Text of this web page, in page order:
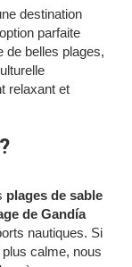
destination
parfaite
de belles plages,
relaxant et
plages de sable
de Gandía
nautiques. Si
calme, nous